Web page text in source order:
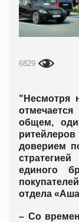
6829
"Несмотря
общем,
доверием
единого
отдела
– Со